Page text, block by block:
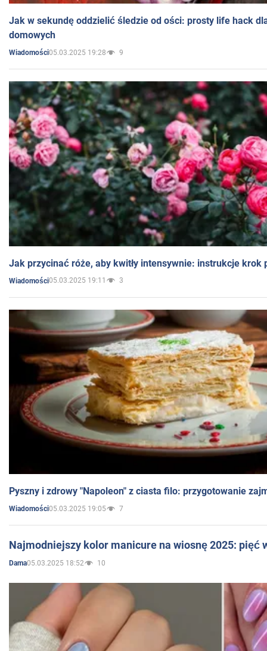
Jak w sekundę oddzielić śledzie od ości: prosty life hack
domowych
Wiadomości05.03.2025 19:28 9
Jak przycinać róże, aby kwitły intensywnie: instrukcje krok
Wiadomości05.03.2025 19:11 3
Pyszny i zdrowy "Napoleon" z ciasta filo: przygotowanie
Wiadomości05.03.2025 19:05 7
Najmodniejszy kolor manicure na wiosnę 2025: pięć
Dama05.03.2025 18:52 10